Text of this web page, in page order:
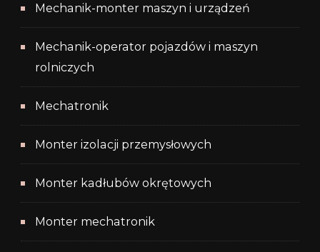
Mechanik-monter maszyn i urządzeń
Mechanik-operator pojazdów i maszyn
rolniczych
Mechatronik
Monter izolacji przemysłowych
Monter kadłubów okrętowych
Monter mechatronik